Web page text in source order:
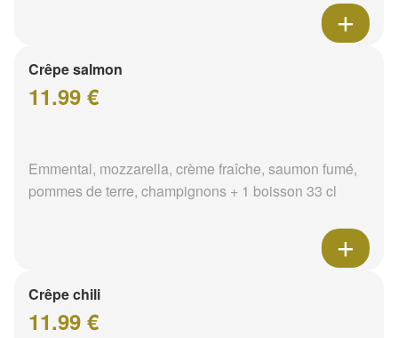
Crêpe salmon
11.99 €
Emmental, mozzarella, crème fraîche, saumon fumé,
pommes de terre, champignons + 1 boisson 33 cl
Crêpe chili
11.99 €